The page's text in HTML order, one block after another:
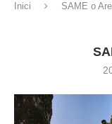
Inici SAME o